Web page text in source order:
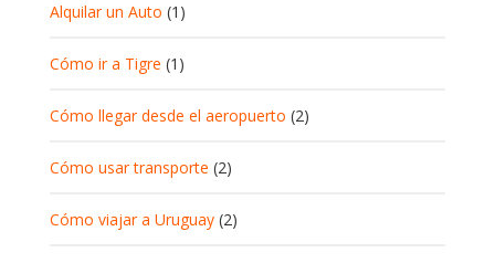
Alquilar un Auto (1)
Cómo ir a Tigre (1)
Cómo llegar desde el aeropuerto (2)
Cómo usar transporte (2)
Cómo viajar a Uruguay (2)